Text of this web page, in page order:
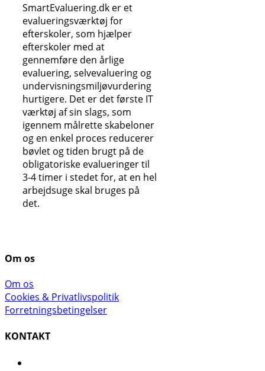
SmartEvaluering.dk er et
evalueringsværktøj for
efterskoler, som hjælper
efterskoler med at
gennemføre den årlige
evaluering, selvevaluering og
undervisningsmiljøvurdering
hurtigere. Det er det første IT
værktøj af sin slags, som
igennem målrette skabeloner
og en enkel proces reducerer
bøvlet og tiden brugt på de
obligatoriske evalueringer til
3-4 timer i stedet for, at en hel
arbejdsuge skal bruges på
det.
Om os
Om os
Cookies & Privatlivspolitik
Forretningsbetingelser
KONTAKT